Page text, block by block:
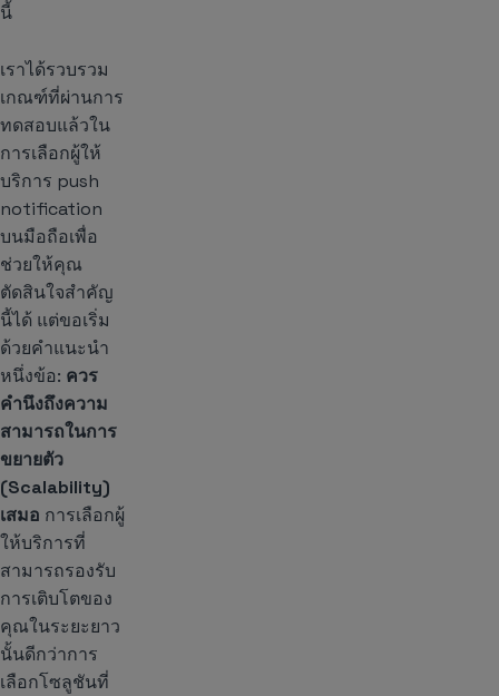
นี้
เราได้รวบรวม
เกณฑ์ที่ผ่านการ
ทดสอบแล้วใน
การเลือกผู้ให้
บริการ push
notification
บนมือถือเพื่อ
ช่วยให้คุณ
ตัดสินใจสำคัญ
นี้ได้ แต่ขอเริ่ม
ด้วยคำแนะนำ
หนึ่งข้อ: ควร
คำนึงถึงความ
สามารถในการ
ขยายตัว
(Scalability)
เสมอ การเลือกผู้
ให้บริการที่
สามารถรองรับ
การเติบโตของ
คุณในระยะยาว
นั้นดีกว่าการ
เลือกโซลูชันที่